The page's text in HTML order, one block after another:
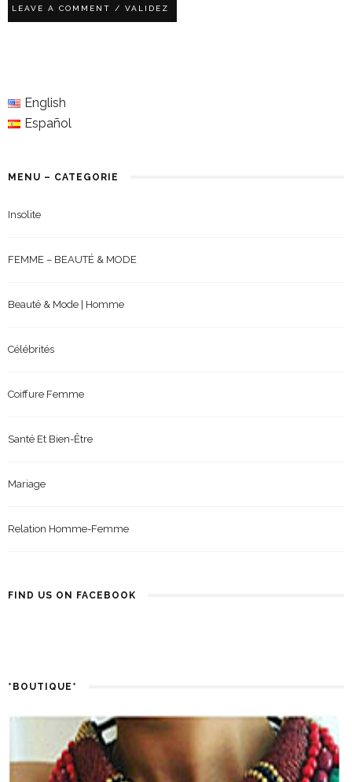
English
Español
MENU – CATEGORIE
Insolite
FEMME – BEAUTÉ & MODE
Beauté & Mode | Homme
Célébrités
Coiffure Femme
Santé Et Bien-Être
Mariage
Relation Homme-Femme
FIND US ON FACEBOOK
*BOUTIQUE*